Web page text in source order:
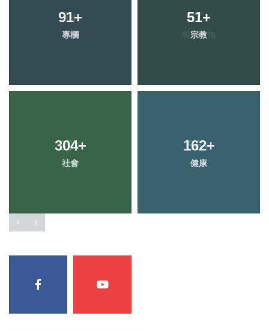
91+
專欄
51+
宗教
304+
社會
162+
健康